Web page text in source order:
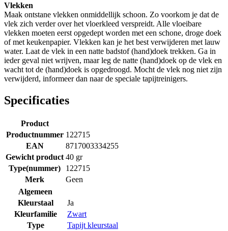
Vlekken
Maak ontstane vlekken onmiddellijk schoon. Zo voorkom je dat de
vlek zich verder over het vloerkleed verspreidt. Alle vloeibare
vlekken moeten eerst opgedept worden met een schone, droge doek
of met keukenpapier. Vlekken kan je het best verwijderen met lauw
water. Laat de vlek in een natte badstof (hand)doek trekken. Ga in
ieder geval niet wrijven, maar leg de natte (hand)doek op de vlek en
wacht tot de (hand)doek is opgedroogd. Mocht de vlek nog niet zijn
verwijderd, informeer dan naar de speciale tapijtreinigers.
Specificaties
Product
Productnummer 122715
EAN
8717003334255
Gewicht product 40 gr
Type(nummer)
122715
Merk
Geen
Algemeen
Kleurstaal
Ja
Kleurfamilie
Zwart
Type
Tapijt kleurstaal